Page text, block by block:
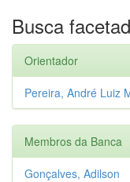
Busca
Orientador
Pereira, André Luiz
Membros da Banca
Gonçalves, Adilson